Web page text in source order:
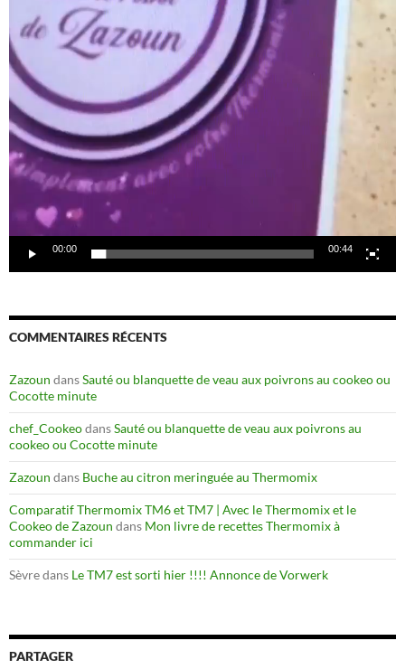
00:00 00:44
COMMENTAIRES RÉCENTS
Zazoun dansSauté ou blanquette de veau aux poivrons au cookeo ou
Cocotte minute
chef_CookeodansSauté ou blanquette de veau aux poivrons au
cookeo ou Cocotte minute
Zazoun dans Buche au citron meringuée au Thermomix
Comparatif Thermomix TM6 et TM7 | Avec le Thermomix et le
Cookeo de Zazoun dans Mon livre de recettes Thermomix à
commander ici
Sèvredans Le TM7 est sorti hier !!!! Annonce de Vorwerk
PARTAGER